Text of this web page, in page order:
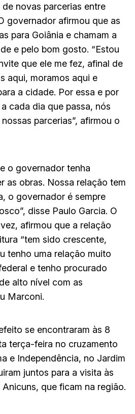
novas parcerias entre
governador afirmou que as
para Goiânia e chamam a
e pelo bom gosto. “Estou
que ele me fez, afinal de
aqui, moramos aqui e
a cidade. Por essa e por
cada dia que passa, nós
parcerias”, afirmou o
o governador tenha
as obras. Nossa relação tem
o governador é sempre
disse Paulo Garcia. O
afirmou que a relação
“tem sido crescente,
tenho uma relação muito
e tenho procurado
alto nível com as
Marconi.
se encontraram às 8
terça-feira no cruzamento
e Independência, no Jardim
juntos para a visita às
que ficam na região.